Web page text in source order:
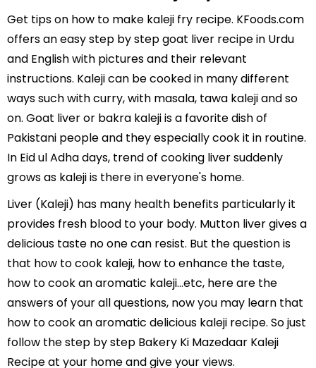
Get tips on how to make kaleji fry recipe. KFoods.com
offers an easy step by step goat liver recipe in Urdu
and English with pictures and their relevant
instructions. Kaleji can be cooked in many different
ways such with curry, with masala, tawa kaleji and so
on. Goat liver or bakra kaleji is a favorite dish of
Pakistani people and they especially cook it in routine.
In Eid ul Adha days, trend of cooking liver suddenly
grows as kaleji is there in everyone's home.
Liver (Kaleji) has many health benefits particularly it
provides fresh blood to your body. Mutton liver gives a
delicious taste no one can resist. But the question is
that how to cook kaleji, how to enhance the taste,
how to cook an aromatic kaleji…etc, here are the
answers of your all questions, now you may learn that
how to cook an aromatic delicious kaleji recipe. So just
follow the step by step Bakery Ki Mazedaar Kaleji
Recipe at your home and give your views.